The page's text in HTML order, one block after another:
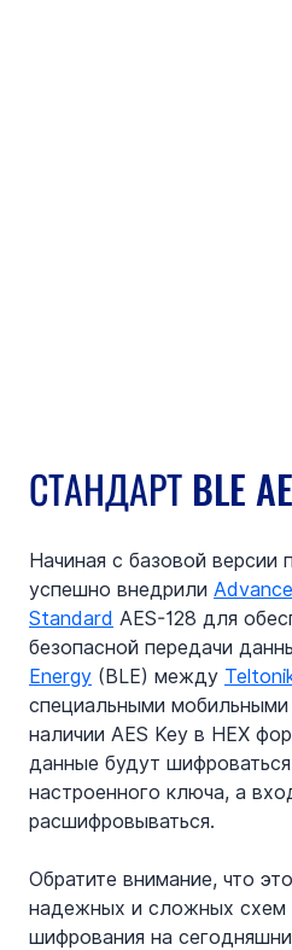
СТАНДАРТ BLE
Начиная с базовой версии
успешно внедрили
Standard AES-128 для
безопасной передачи
Energy (BLE) между
специальными
наличии AES Key в HEX
данные будут
настроенного ключа, а
расшифровываться.
Обратите внимание, что
надежных и сложных схем
шифрования на